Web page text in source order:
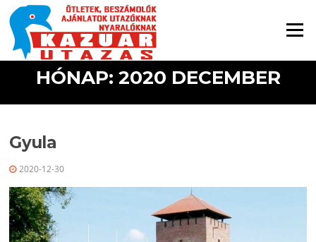
Ugrás a tartalomra
Menü
HÓNAP: 2020 DECEMBER
Gyula
2020-12-30